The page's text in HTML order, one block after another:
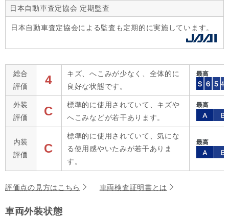
日本自動車査定協会 定期監査
日本自動車査定協会による監査も定期的に実施しています。
総合
評価
4
キズ、へこみが少なく、全体的に
良好な状態です。
外装
評価
C
標準的に使用されていて、キズや
へこみなどが若干あります。
内装
評価
C
標準的に使用されていて、気にな
る使用感やいたみが若干ありま
す。
評価点の見方はこちら 車両検査証明書とは
車両外装状態